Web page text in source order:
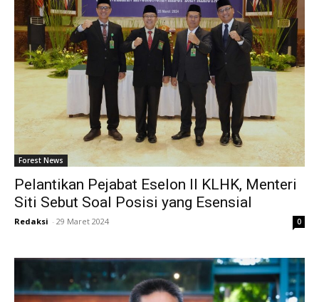
Forest News
Pelantikan Pejabat Eselon II KLHK, Menteri
Siti Sebut Soal Posisi yang Esensial
Redaksi - 29 Maret 2024 0